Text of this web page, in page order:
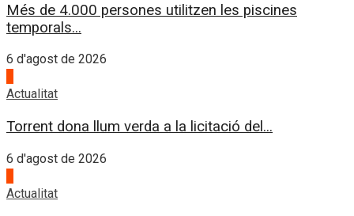
Més de 4.000 persones utilitzen les piscines
temporals...
6 d'agost de 2026
Actualitat
Torrent dona llum verda a la licitació del...
6 d'agost de 2026
Actualitat